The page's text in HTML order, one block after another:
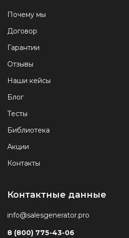
Почему мы
Договор
Гарантии
Отзывы
Наши кейсы
Блог
Тесты
Библиотека
Акции
Контакты
Контактные данные
info@salesgenerator.pro
8 (800) 775-43-06